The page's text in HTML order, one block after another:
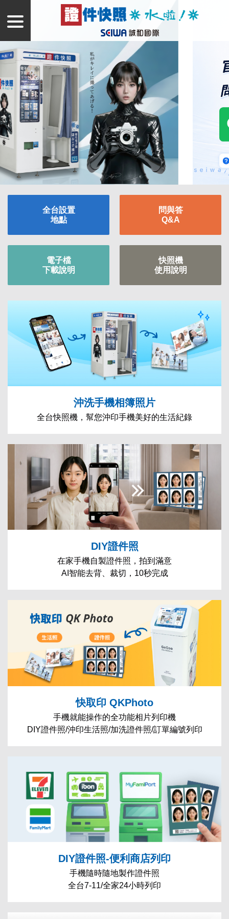
全台設置
地點
問與答
Q&A
電子檔
下載說明
快照機
使用說明
沖洗手機相簿照片
全台快照機，幫您沖印手機美好的生活紀錄
DIY證件照
在家手機自製證件照，拍到滿意
AI智能去背、裁切，10秒完成
快取印 QKPhoto
手機就能操作的全功能相片列印機
DIY證件照/沖印生活照/加洗證件照/訂單編號列印
DIY證件照-便利商店列印
手機隨時隨地製作證件照
全台7-11/全家24小時列印